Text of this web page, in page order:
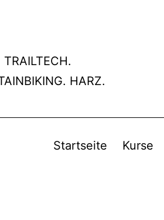
Startseite Kurse